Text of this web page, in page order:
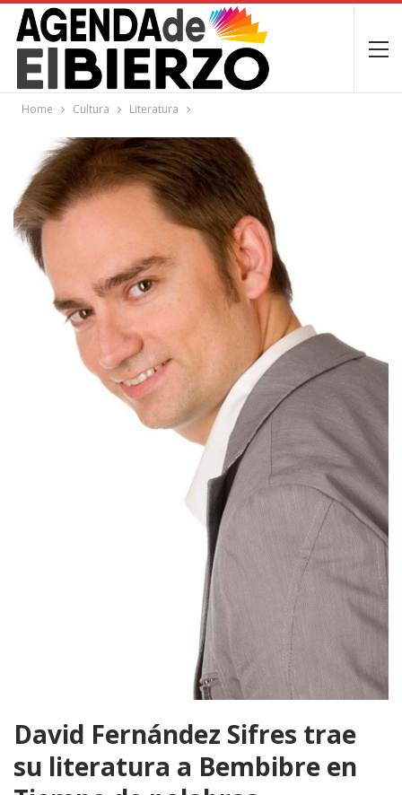
Home Cultura Literatura
David Fernández Sifres trae
su literatura a Bembibre en